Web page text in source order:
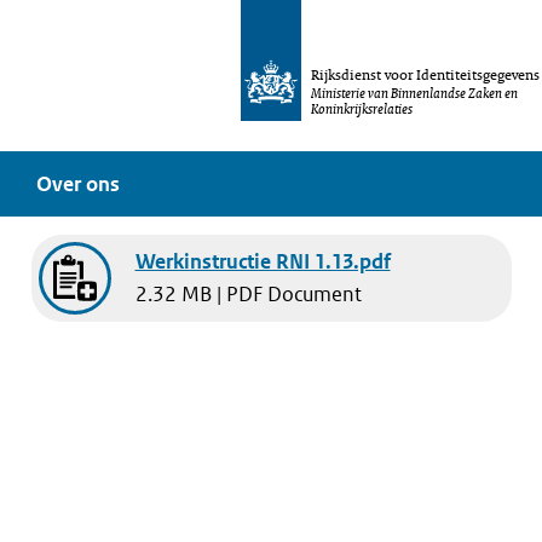
Rijksdienst voor Identiteitsgegevens
Ministerie van Binnenlandse Zaken en
Koninkrijksrelaties
Over ons
Werkinstructie RNI 1.13.pdf
2.32 MB | PDF Document